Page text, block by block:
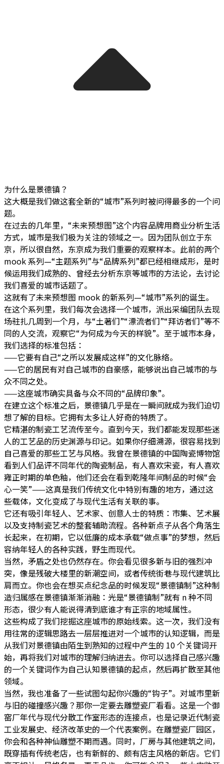
为什么是景德镇？
这大概是我们做这套全新的“城市”系列时被问得最多的一个问
题。
在过去的几年里，“未来预想图”这个内容品牌用商业分析生活
方式，城市是我们极为关注的领域之一。因为团队创立于东
京，所以很自然，东京成为我们重要的观察样本。此前的两个
mook 系列—“主题系列”与“品牌系列”都已经相继成形，是时
候运用我们成熟的、曾经去分析东京等城市的方法论，去讨论
我们喜爱的城市话题了。
这就有了未来预想图 mook 的新系列—“城市”系列的诞生。
在这个系列里，我们每次会选择一个城市，派出采编团队去现
场驻扎几周到一个月，与“土著们”“漂流者们”“拜访者们”等不
同的人交流，观察它“为何成为今天的样貌”。至于城市本身，
我们选择的标准包括：
——它要有自己“之所以发展成这样”的文化脉络。
——它的居民有对自己城市的自豪感，能够说出自己城市的与
众不同之处。
——这座城市确实具备与众不同的“品牌印象”。
在建立这个标准之后，景德镇几乎是在一瞬间就成为我们迫切
想了解的目标。它拥有太多让人好奇的特质了。
它精湛的制瓷工艺流传至今。直到今天，我们都能发现那些迷
人的工艺品的历史渊源与印记。如果你仔细溯源，很容易找到
自己喜爱的那些工艺与风格。我曾在景德镇的中国陶瓷博物馆
看到人们品评不同年代的陶瓷制品，有人喜欢宋瓷，有人喜欢
雍正时期的单色釉，他们还会在看到乾隆年间制品的时候“会
心一笑”——这真是我们传统文化中特别有趣的地方，通过这
些载体，文化变成了与现代生活有关联的事。
它还有吸引年轻人、艺术家、创意人士的特质：市集、艺术展
以及支持制瓷艺术的整套辅助流程。各种新点子从各个角落生
长起来，在初期，它以低廉的成本承载“做点事”的梦想，然后
容纳年轻人的各种实践，野生而现代。
当然，矛盾之处也仍然存在。你会看见很多新与旧的强烈冲
突，像是残破大楼里的新潮空间，或者传统街巷与现代建筑比
肩而立。你也会在想买点纪念品的时候发现“景德镇制”这种制
造归属感在景德镇渐渐消融：光是“景德镇制”就有 n 种不同
形态，很少有人能说得清到底谁才有正宗的地域属性。
这些构成了我们挖掘这座城市的原始线索。这一次，我们没有
用往常的逻辑思路去一层层推进对一个城市的认知逻辑，而是
从我们对景德镇由陌生到熟知的过程中产生的 10 个关键词开
始，再将我们对城市的理解归纳进去。你可以选择自己感兴趣
的一个关键词作为自己认知景德镇的起点，然后再扩散至其他
领域。
当然，我也准备了一些试图勾起你兴趣的“钩子”。对城市里新
与旧的碰撞感兴趣？那你一定要去雕塑瓷厂看看。这是一个御
窑厂年代与现代分散工作室形态的连接点，也是记录近代制瓷
工业发展史、经济改革史的一个代表案例。在雕塑瓷厂园区，
你会和各种神仙雕塑不期而遇。同时，厂房与其他建筑之间，
既穿插有传统老店，也有新鲜的、颇有店主风格的新店。它们